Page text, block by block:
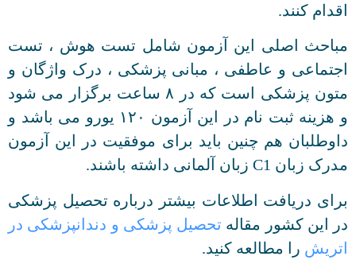
اقدام کنند.
مباحث اصلی این آزمون شامل تست هوش ، تست
اجتماعی و عاطفی ، مبانی پزشکی ، درک واژگان و
متون پزشکی است که در ۸ ساعت برگزار می شود
و هزینه ثبت نام در این آزمون ۱۲۰ یورو می باشد و
داوطلبان هم چنین باید برای موفقیت در این آزمون
مدرک زبان C1 زبان آلمانی داشته باشند.
برای دریافت اطلاعات بیشتر درباره تحصیل پزشکی
در این کشور مقاله تحصیل پزشکی و دندانپزشکی در
اتریش را مطالعه کنید.